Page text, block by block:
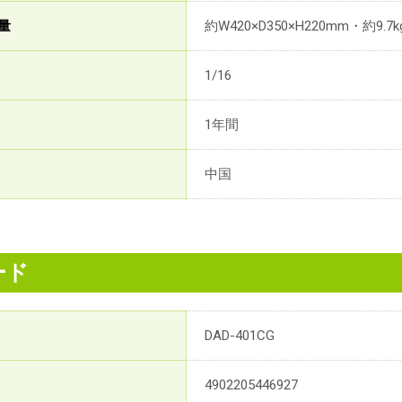
約W420×D350×H220mm・約
1/16
1年間
中国
DAD-401CG
4902205446927